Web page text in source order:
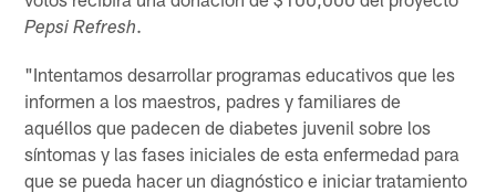
Pepsi Refresh.
"Intentamos desarrollar programas educativos que les
informen a los maestros, padres y familiares de
aquéllos que padecen de diabetes juvenil sobre los
síntomas y las fases iniciales de esta enfermedad para
que se pueda hacer un diagnóstico e iniciar tratamiento